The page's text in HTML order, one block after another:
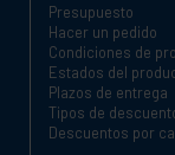
Presupuesto
Hacer un pedido
Condiciones de
Estados del
Plazos de entrega
Tipos de
Descuentos por